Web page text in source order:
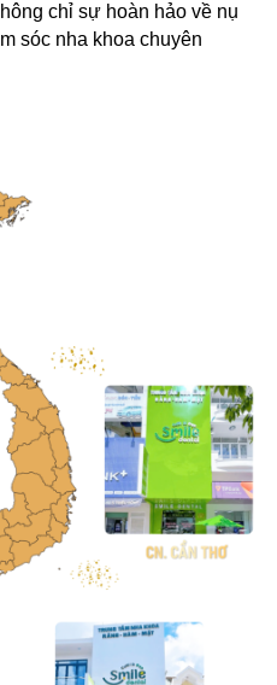
chỉ sự hoàn hảo về nụ
sóc nha khoa chuyên